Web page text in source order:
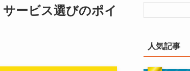
ービス選びのポイ
人気記事